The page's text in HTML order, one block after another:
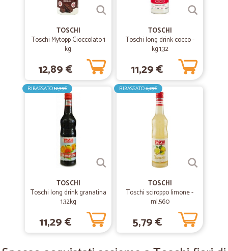
perfetto grazie mille
11/09/2019
Nicola D.
Bravi, professionali , precisi e veloci, complimenti
—
Veloci e buon imballaggio
Veloci e buon imballaggio
—Tamara P.
alimentari.
Benissimo. Comoditá qualitá e velocitá.
TOSCHI
Toschi Mytopp Cioccolato 1
kg.
12,89 €
TOSCHI
Toschi long drink cocco -
kg.1,32
11,29 €
RIBASSATO12,99€
TOSCHI
Toschi long drink granatina
1,32kg
11,29 €
RIBASSATO6,29€
TOSCHI
Toschi sciroppo limone -
ml.560
5,79 €